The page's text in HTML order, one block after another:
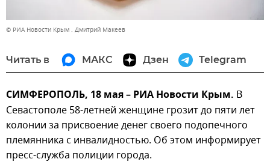
© РИА Новости Крым . Дмитрий Макеев
Читать в МАКС Дзен Telegram
СИМФЕРОПОЛЬ, 18 мая – РИА Новости Крым. В
Севастополе 58-летней женщине грозит до пяти лет
колонии за присвоение денег своего подопечного
племянника с инвалидностью. Об этом информирует
пресс-служба полиции города.